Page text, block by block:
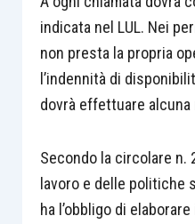
indicata nel LUL. Nei
non presta la propria
l’indennità di
dovrà effettuare alcuna
Secondo la circolare n.
lavoro e delle politiche
ha l’obbligo di